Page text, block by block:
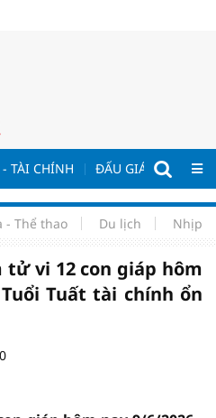
TÀI CHÍNH ĐẤU GIÁ - ĐẤU
- Thể thao Du lịch Nhịp
tử vi 12 con giáp hôm
Tuất tài chính ổn